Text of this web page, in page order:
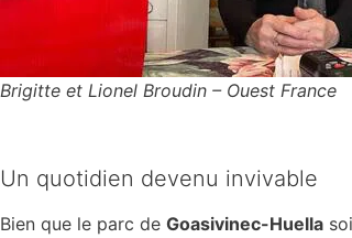
Brigitte et Lionel Broudin – Ouest France
Un quotidien devenu invivable
Bien que le parc de Goasivinec-Huella